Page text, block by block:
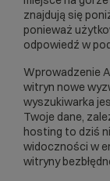
znajdują się
ponieważ
odpowiedź w
Wprowadzenie
witryn nowe
wyszukiwarka
Twoje dane,
hosting to dziś
widoczności w
witryny